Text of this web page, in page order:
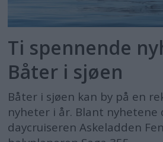
for
motorbåter
og
båtliv
Ti spennende
Båter i sjøen
Båter i sjøen kan by på en
nyheter i år. Blant nyhetene
daycruiseren Askeladden